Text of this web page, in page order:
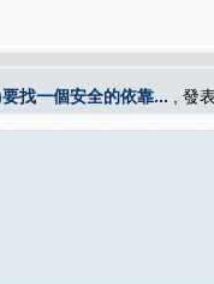
找一個安全的依靠... , 發